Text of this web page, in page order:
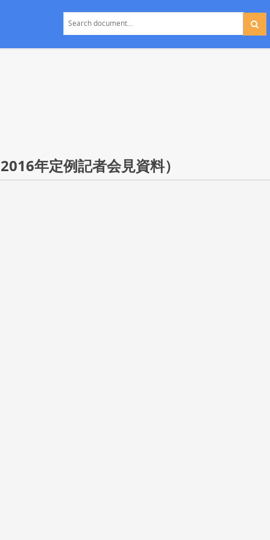
年定例記者会見資料）